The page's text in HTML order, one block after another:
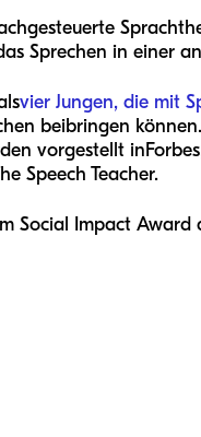
Sprechen in einer
vier Jungen, die mit
beibringen
vorgestellt inForbes
Speech Teacher.
Social Impact